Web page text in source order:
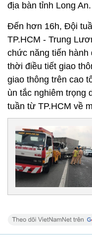
địa bàn tỉnh Long An.
Đến hơn 16h, Đội
TP.HCM - Trung
chức năng tiến hành
thời điều tiết giao
giao thông trên cao
ùn tắc nghiêm trọng
tuần từ TP.HCM về